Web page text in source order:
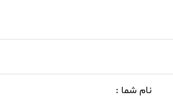
نام شما :